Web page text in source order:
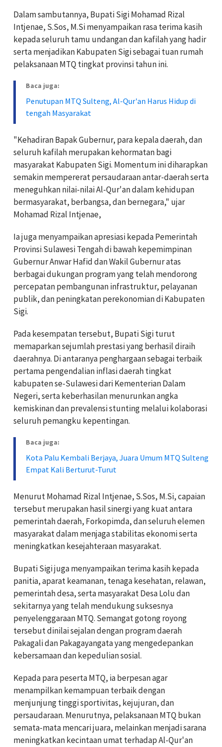
Dalam sambutannya, Bupati Sigi Mohamad Rizal
Intjenae, S.Sos, M.Si menyampaikan rasa terima kasih
kepada seluruh tamu undangan dan kafilah yang hadir
serta menjadikan Kabupaten Sigi sebagai tuan rumah
pelaksanaan MTQ tingkat provinsi tahun ini.
Baca juga:
Penutupan MTQ Sulteng, Al-Qur'an Harus Hidup di
tengah Masyarakat
"Kehadiran Bapak Gubernur, para kepala daerah, dan
seluruh kafilah merupakan kehormatan bagi
masyarakat Kabupaten Sigi. Momentum ini diharapkan
semakin mempererat persaudaraan antar-daerah serta
meneguhkan nilai-nilai Al-Qur'an dalam kehidupan
bermasyarakat, berbangsa, dan bernegara," ujar
Mohamad Rizal Intjenae,
Ia juga menyampaikan apresiasi kepada Pemerintah
Provinsi Sulawesi Tengah di bawah kepemimpinan
Gubernur Anwar Hafid dan Wakil Gubernur atas
berbagai dukungan program yang telah mendorong
percepatan pembangunan infrastruktur, pelayanan
publik, dan peningkatan perekonomian di Kabupaten
Sigi.
Pada kesempatan tersebut, Bupati Sigi turut
memaparkan sejumlah prestasi yang berhasil diraih
daerahnya. Di antaranya penghargaan sebagai terbaik
pertama pengendalian inflasi daerah tingkat
kabupaten se-Sulawesi dari Kementerian Dalam
Negeri, serta keberhasilan menurunkan angka
kemiskinan dan prevalensi stunting melalui kolaborasi
seluruh pemangku kepentingan.
Baca juga:
Kota Palu Kembali Berjaya, Juara Umum MTQ Sulteng
Empat Kali Berturut-Turut
Menurut Mohamad Rizal Intjenae, S.Sos, M.Si, capaian
tersebut merupakan hasil sinergi yang kuat antara
pemerintah daerah, Forkopimda, dan seluruh elemen
masyarakat dalam menjaga stabilitas ekonomi serta
meningkatkan kesejahteraan masyarakat.
Bupati Sigi juga menyampaikan terima kasih kepada
panitia, aparat keamanan, tenaga kesehatan, relawan,
pemerintah desa, serta masyarakat Desa Lolu dan
sekitarnya yang telah mendukung suksesnya
penyelenggaraan MTQ. Semangat gotong royong
tersebut dinilai sejalan dengan program daerah
Pakagali dan Pakagayangata yang mengedepankan
kebersamaan dan kepedulian sosial.
Kepada para peserta MTQ, ia berpesan agar
menampilkan kemampuan terbaik dengan
menjunjung tinggi sportivitas, kejujuran, dan
persaudaraan. Menurutnya, pelaksanaan MTQ bukan
semata-mata mencari juara, melainkan menjadi sarana
meningkatkan kecintaan umat terhadap Al-Qur'an